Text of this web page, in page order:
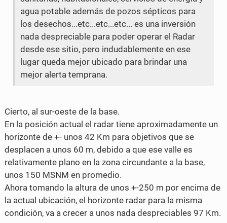
e
agua potable además de pozos sépticos para
los desechos...etc...etc...etc... es una inversión
nada despreciable para poder operar el Radar
desde ese sitio, pero indudablemente en ese
lugar queda mejor ubicado para brindar una
mejor alerta temprana.
Cierto, al sur-oeste de la base.
En la posición actual el radar tiene aproximadamente un
horizonte de +- unos 42 Km para objetivos que se
desplacen a unos 60 m, debido a que ese valle es
relativamente plano en la zona circundante a la base,
unos 150 MSNM en promedio.
Ahora tomando la altura de unos +-250 m por encima de
la actual ubicación, el horizonte radar para la misma
condición, va a crecer a unos nada despreciables 97 Km.